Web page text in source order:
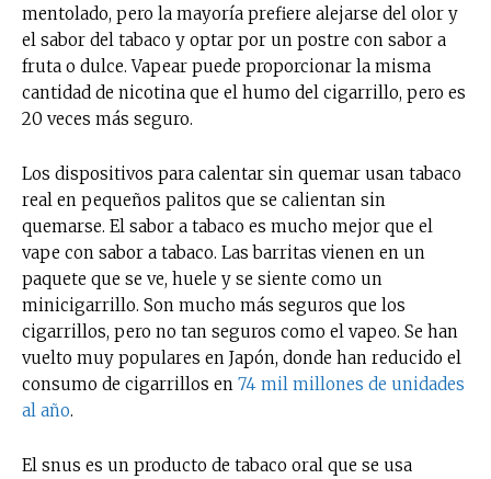
mentolado, pero la mayoría prefiere alejarse del olor y
el sabor del tabaco y optar por un postre con sabor a
fruta o dulce. Vapear puede proporcionar la misma
cantidad de nicotina que el humo del cigarrillo, pero es
20 veces más seguro.
Los dispositivos para calentar sin quemar usan tabaco
real en pequeños palitos que se calientan sin
quemarse. El sabor a tabaco es mucho mejor que el
vape con sabor a tabaco. Las barritas vienen en un
paquete que se ve, huele y se siente como un
minicigarrillo. Son mucho más seguros que los
cigarrillos, pero no tan seguros como el vapeo. Se han
vuelto muy populares en Japón, donde han reducido el
consumo de cigarrillos en 74 mil millones de unidades
al año.
El snus es un producto de tabaco oral que se usa